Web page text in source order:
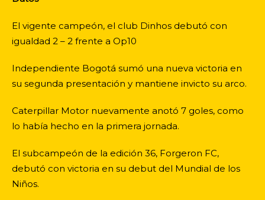
El vigente campeón, el club Dinhos debutó con
igualdad 2 – 2 frente a Op10
Independiente Bogotá sumó una nueva victoria en
su segunda presentación y mantiene invicto su arco.
Caterpillar Motor nuevamente anotó 7 goles, como
lo había hecho en la primera jornada.
El subcampeón de la edición 36, Forgeron FC,
debutó con victoria en su debut del Mundial de los
Niños.